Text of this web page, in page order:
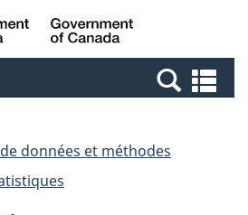
Passer
au
Passer
à
Canada
et
données et méthodes